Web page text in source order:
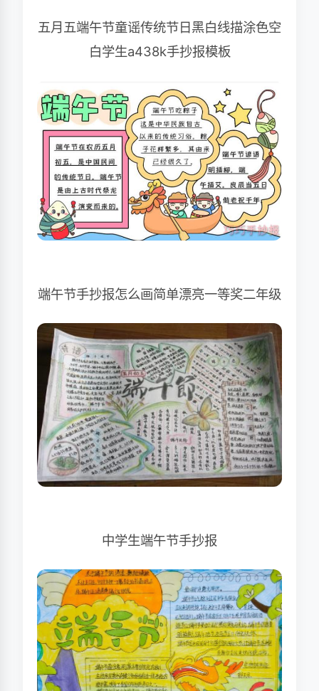
五月五端午节童谣传统节日黑白线描涂色空
白学生a438k手抄报模板
端午节手抄报怎么画简单漂亮一等奖二年级
中学生端午节手抄报